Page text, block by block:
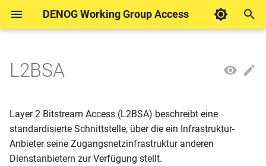
DENOG Working Group Access
t
o
Was sind Blueprints?
BNG RtBrick
Literatur
DENOG Working Group
L2BSA
Layer 2 Bitstream Access (L2BSA) beschreibt eine
standardisierte Schnittstelle, über die ein Infrastruktur-
Anbieter seine Zugangsnetzinfrastruktur anderen
Dienstanbietern zur Verfügung stellt.